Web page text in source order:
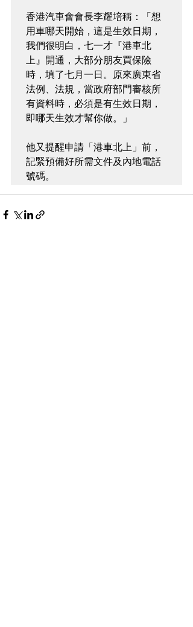
香港汽車會會長李耀培稱：「想
用車哪天開始，這是生效日期，
我們很明白，七一才『港車北
上』開通，大部分朋友買保險
時，填了七月一日。原來廣東省
法例、法規，當政府部門審核所
有資料時，必須是有生效日期，
即哪天生效才幫你做。」
他又提醒申請「港車北上」前，
記緊預備好所需文件及內地電話
號碼。